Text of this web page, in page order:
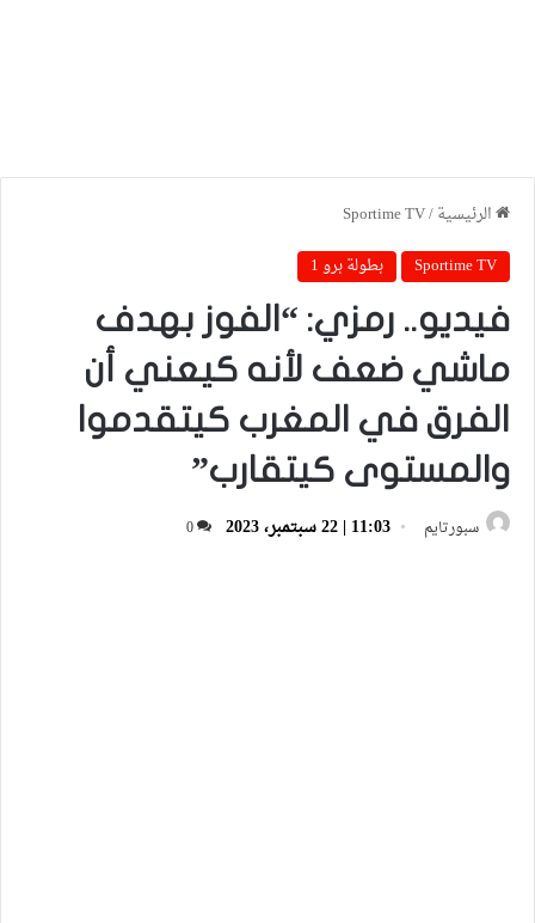
الرئيسية/
Sportime TV
Sportime TV
بطولة برو 1
فيديو.. رمزي: “الفوز بهدف
ماشي ضعف لأنه كيعني أن
الفرق في المغرب كيتقدموا
والمستوى كيتقارب”
سبورتايم 11:03 | 22 سبتمبر، 2023 0